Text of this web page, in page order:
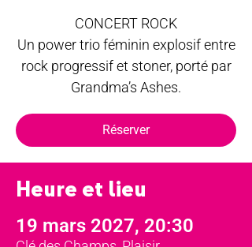
CONCERT ROCK
Un power trio féminin explosif entre
rock progressif et stoner, porté par
Grandma’s Ashes.
Réserver
Heure et lieu
19 mars 2027, 20:30